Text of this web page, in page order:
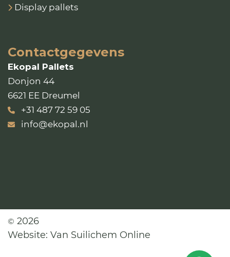
Display pallets
Contactgegevens
Ekopal Pallets
Donjon 44
6621 EE Dreumel
+31 487 72 59 05
info@ekopal.nl
© 2026
Website: Van Suilichem Online